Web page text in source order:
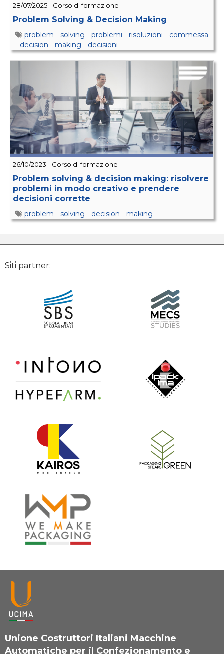
28/07/2025 Corso di formazione
Problem Solving & Decision Making
problem - solving - problemi - risoluzioni - commessa
- decision - making - decisioni
26/10/2023 Corso di formazione
Problem solving & decision making: risolvere
problemi in modo creativo e prendere
decisioni corrette
problem - solving - decision - making
Siti partner:
Unione Costruttori Italiani Macchine
Automatiche per il Confezionamento e